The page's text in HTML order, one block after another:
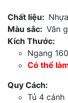
Chất liệu:
Màu sắc: Vân
Kích Thước:
Ngang
Có thể
Quy Cách:
Tủ 4 cánh